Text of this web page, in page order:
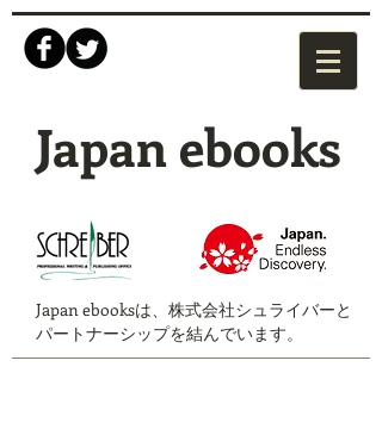
Japan ebooks
Japan ebooksは、株式会社シュライバーと
パートナーシップを結んでいます。